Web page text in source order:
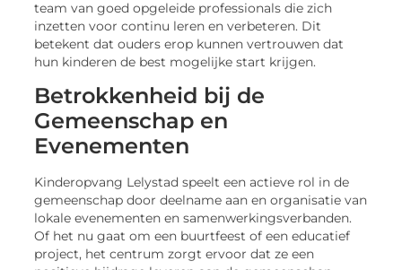
team van goed opgeleide professionals die zich
inzetten voor continu leren en verbeteren. Dit
betekent dat ouders erop kunnen vertrouwen dat
hun kinderen de best mogelijke start krijgen.
Betrokkenheid bij de
Gemeenschap en
Evenementen
Kinderopvang Lelystad speelt een actieve rol in de
gemeenschap door deelname aan en organisatie van
lokale evenementen en samenwerkingsverbanden.
Of het nu gaat om een buurtfeest of een educatief
project, het centrum zorgt ervoor dat ze een